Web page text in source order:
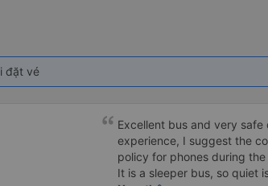
đặt vé
Excellent bus and very
experience, I suggest the
policy for phones during
It is a sleeper bus, so quiet